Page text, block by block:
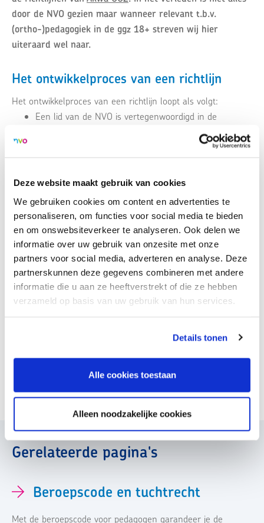
Deze website maakt gebruik van cookies
We gebruiken cookies om content en advertenties te
personaliseren, om functies voor social media te bieden
en om onswebsiteverkeer te analyseren. Ook delen we
informatie over uw gebruik van onzesite met onze
partners voor social media, adverteren en analyse. Deze
partnerskunnen deze gegevens combineren met andere
informatie die u aan ze heeftverstrekt of die ze hebben
verzameld op basis van uw gebruik van hun services.
Details tonen
Alle cookies toestaan
Alleen noodzakelijke cookies
door de NVO gezien maar wanneer relevant t.b.v.
(ortho-)pedagogiek in de ggz 18+ streven wij hier
uiteraard wel naar.
Het ontwikkelproces van een richtlijn
Het ontwikkelproces van een richtlijn loopt als volgt:
Een lid van de NVO is vertegenwoordigd in de
ontwikkelwerkgroep en brengt zo zijn/haar specifieke
voorgelegd aan de achterban van de NVO voor
vervolgens door de ontwikkelwerkgroep verwerkt.
Zodra de commentaren zijn verwerkt in de definitieve
tekst, dan wordt deze voorgelegd ter autorisatie aan
het bestuur van de NVO.
De door de NVO geautoriseerde richtlijn geldt als
onderdeel van de professionele standaard van de
orthopedagoog. Dit betekent dat er van professionals
werken volgens de standaard zoals deze is
Meer weten? Stuur dan jouw vragen of opmerkingen door
naarrichtlijnen@nvo.nl.
Gerelateerde pagina's
Beroepscode en tuchtrecht
Met de beroepscode voor pedagogen garandeer je de